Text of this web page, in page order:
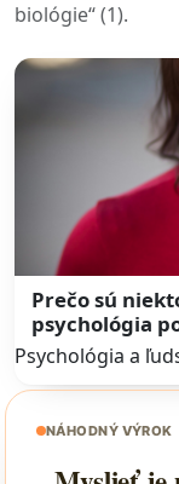
biológie“ (1).
Prečo sú
psychológia
Psychológia a